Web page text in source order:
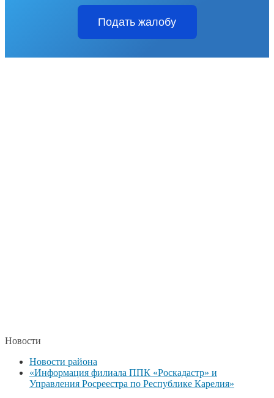
Подать жалобу
Новости
Новости района
«Информация филиала ППК «Роскадастр» и
Управления Росреестра по Республике Карелия»